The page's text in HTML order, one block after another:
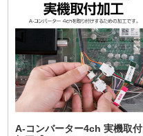
A-コンバーター4ch 実機取付